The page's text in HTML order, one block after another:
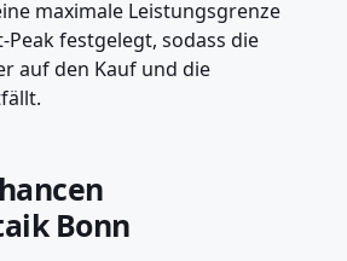
maximale Leistungsgrenze
Peak festgelegt, sodass die
auf den Kauf und die
Bonn